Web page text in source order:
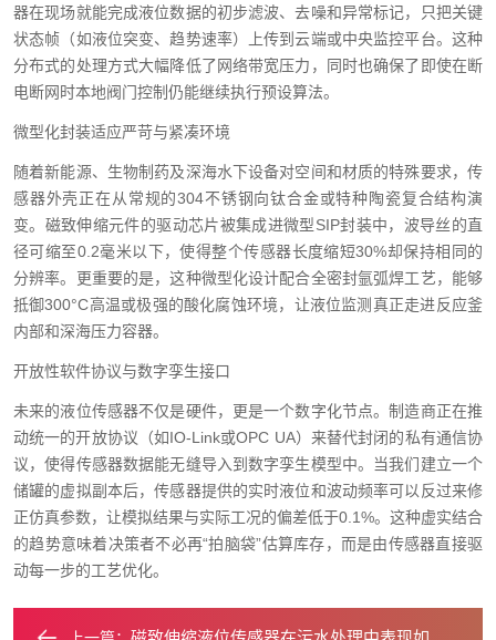
器在现场就能完成液位数据的初步滤波、去噪和异常标记，只把关键
状态帧（如液位突变、趋势速率）上传到云端或中央监控平台。这种
分布式的处理方式大幅降低了网络带宽压力，同时也确保了即使在断
电断网时本地阀门控制仍能继续执行预设算法。
微型化封装适应严苛与紧凑环境
随着新能源、生物制药及深海水下设备对空间和材质的特殊要求，传
感器外壳正在从常规的304不锈钢向钛合金或特种陶瓷复合结构演
变。磁致伸缩元件的驱动芯片被集成进微型SIP封装中，波导丝的直
径可缩至0.2毫米以下，使得整个传感器长度缩短30%却保持相同的
分辨率。更重要的是，这种微型化设计配合全密封氩弧焊工艺，能够
抵御300°C高温或极强的酸化腐蚀环境，让液位监测真正走进反应釜
内部和深海压力容器。
开放性软件协议与数字孪生接口
未来的液位传感器不仅是硬件，更是一个数字化节点。制造商正在推
动统一的开放协议（如IO-Link或OPC UA）来替代封闭的私有通信协
议，使得传感器数据能无缝导入到数字孪生模型中。当我们建立一个
储罐的虚拟副本后，传感器提供的实时液位和波动频率可以反过来修
正仿真参数，让模拟结果与实际工况的偏差低于0.1%。这种虚实结合
的趋势意味着决策者不必再“拍脑袋”估算库存，而是由传感器直接驱
动每一步的工艺优化。